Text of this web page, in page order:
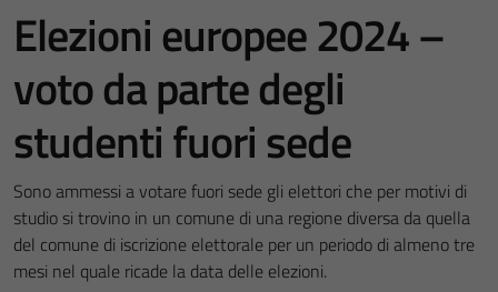
Elezioni europee 2024 –
voto da parte degli
studenti fuori sede
Sono ammessi a votare fuori sede gli elettori che per motivi di
studio si trovino in un comune di una regione diversa da quella
del comune di iscrizione elettorale per un periodo di almeno tre
mesi nel quale ricade la data delle elezioni.